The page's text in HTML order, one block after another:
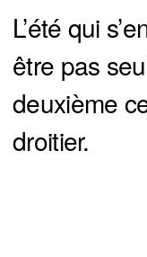
L’été qui
être pas
deuxième
droitier.